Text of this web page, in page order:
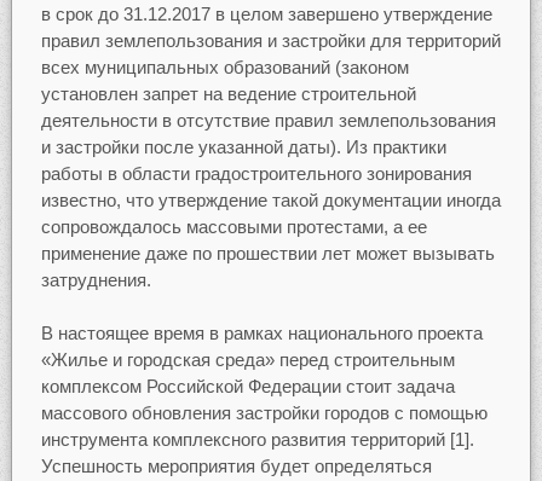
в срок до 31.12.2017 в целом завершено утверждение
правил землепользования и застройки для территорий
всех муниципальных образований (законом
установлен запрет на ведение строительной
деятельности в отсутствие правил землепользования
и застройки после указанной даты). Из практики
работы в области градостроительного зонирования
известно, что утверждение такой документации иногда
сопровождалось массовыми протестами, а ее
применение даже по прошествии лет может вызывать
затруднения.
В настоящее время в рамках национального проекта
«Жилье и городская среда» перед строительным
комплексом Российской Федерации стоит задача
массового обновления застройки городов с помощью
инструмента комплексного развития территорий [1].
Успешность мероприятия будет определяться